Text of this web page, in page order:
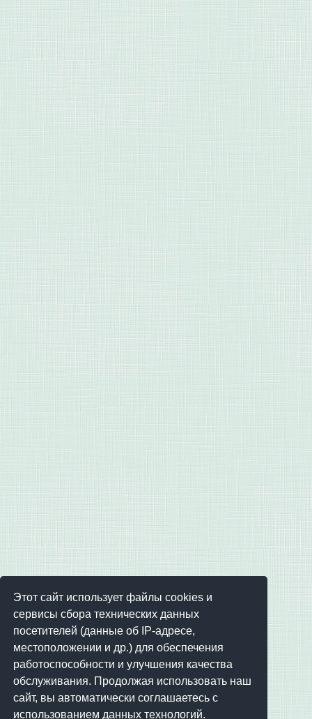
Этот сайт использует файлы cookies и
сервисы сбора технических данных
посетителей (данные об IP-адресе,
местоположении и др.) для обеспечения
работоспособности и улучшения качества
обслуживания. Продолжая использовать наш
сайт, вы автоматически соглашаетесь с
использованием данных технологий.